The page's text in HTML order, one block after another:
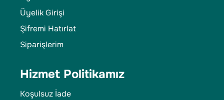
Üyelik Girişi
Şifremi Hatırlat
Siparişlerim
Hizmet Politikamız
Koşulsuz İade